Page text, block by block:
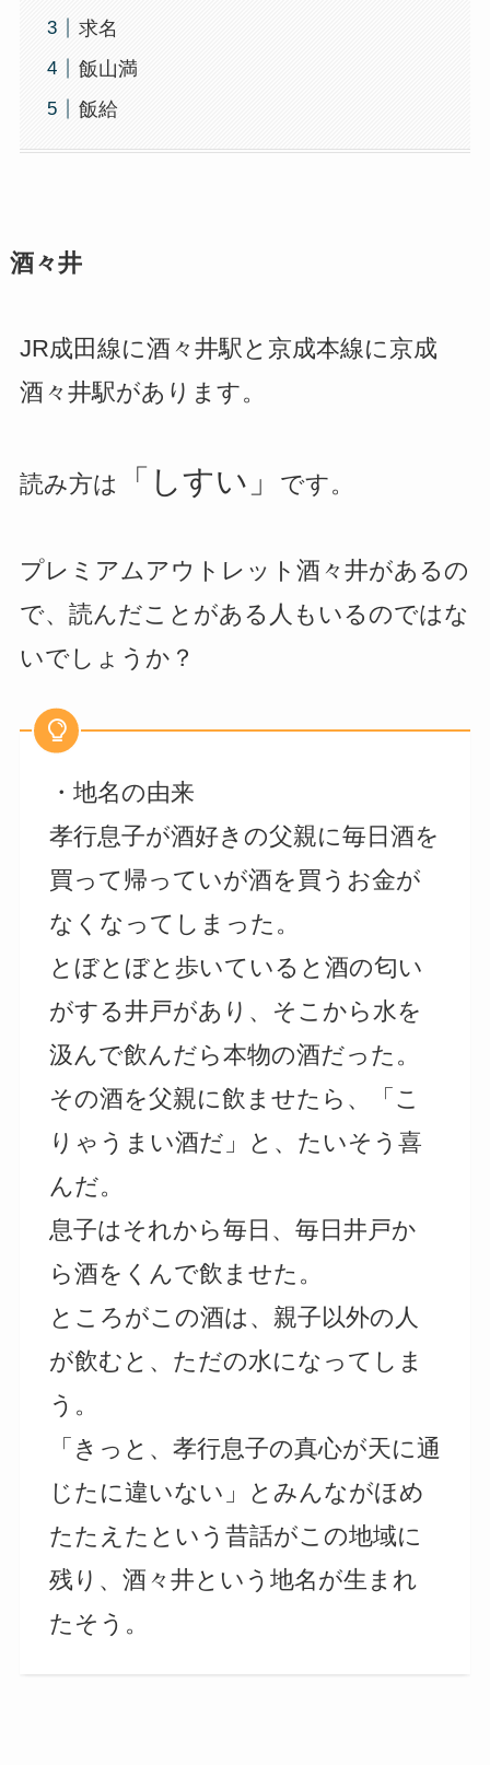
求名
飯山満
飯給
酒々井
JR成田線に酒々井駅と京成本線に京成
酒々井駅があります。
読み方は 「しすい」 です。
プレミアムアウトレット酒々井があるの
で、読んだことがある人もいるのではな
いでしょうか？
・地名の由来
孝行息子が酒好きの父親に毎日酒を
買って帰っていが酒を買うお金が
なくなってしまった。
とぼとぼと歩いていると酒の匂い
がする井戸があり、そこから水を
汲んで飲んだら本物の酒だった。
その酒を父親に飲ませたら、「こ
りゃうまい酒だ」と、たいそう喜
んだ。
息子はそれから毎日、毎日井戸か
ら酒をくんで飲ませた。
ところがこの酒は、親子以外の人
が飲むと、ただの水になってしま
う。
「きっと、孝行息子の真心が天に通
じたに違いない」とみんながほめ
たたえたという昔話がこの地域に
残り、酒々井という地名が生まれ
たそう。